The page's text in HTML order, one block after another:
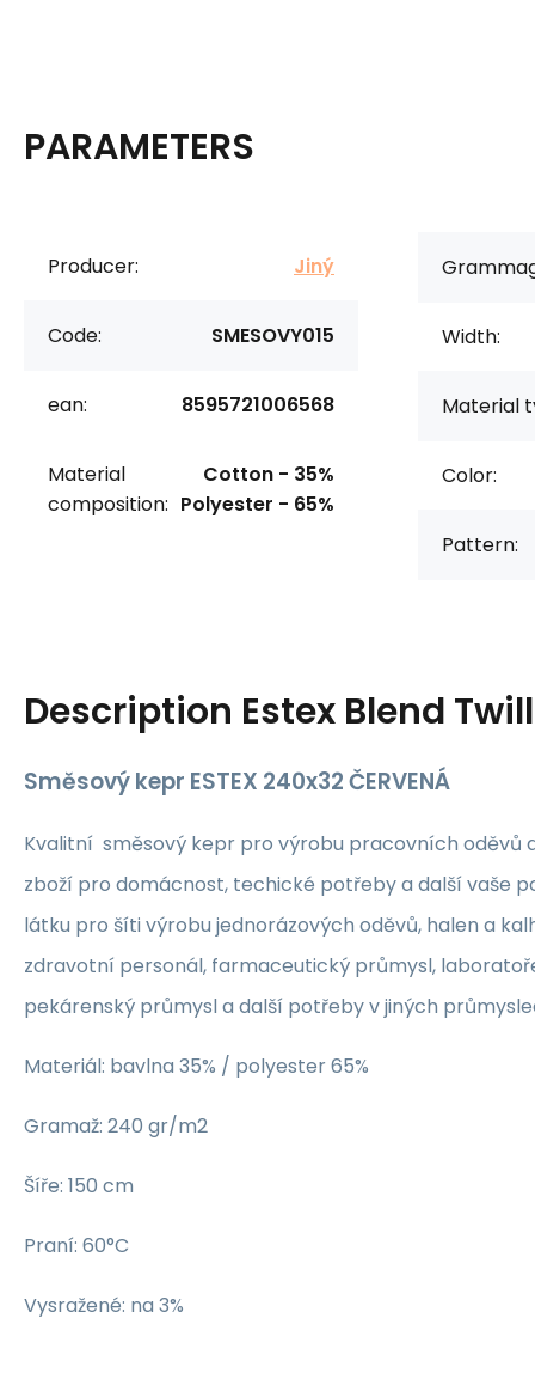
PARAMETERS
Producer: Jiný
Code: SMESOVY015
ean: 8595721006568
Material
composition:
Cotton - 35%
Polyester - 65%
Width:
Material
Color:
Pattern:
Description Estex Blend
Směsový kepr ESTEX 240x32 ČERVENÁ
Kvalitní směsový kepr pro výrobu pracovních oděvů
zboží pro domácnost, techické potřeby a další vaše
látku pro šíti výrobu jednorázových oděvů, halen a
zdravotní personál, farmaceutický průmysl,
pekárenský průmysl a další potřeby v jiných
Materiál: bavlna 35% / polyester 65%
Gramaž: 240 gr/m2
Šíře: 150 cm
Praní: 60°C
Vysražené: na 3%